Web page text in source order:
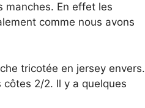
manches. En effet les
comme nous avons
tricotée en jersey envers.
2/2. Il y a quelques